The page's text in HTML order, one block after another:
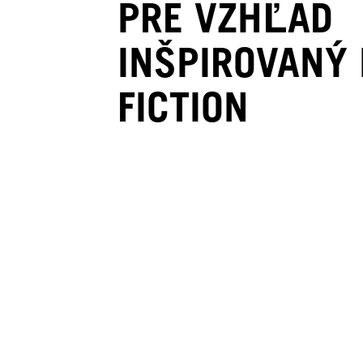
PRE VZHĽAD
INŠPIROVANÝ
FICTION